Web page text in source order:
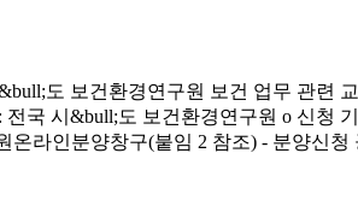
도 보건환경연구원 보건 업무 관련
시&bull;도 보건환경연구원 o 신청
온라인분양창구(붙임 2 참조) - 분양신